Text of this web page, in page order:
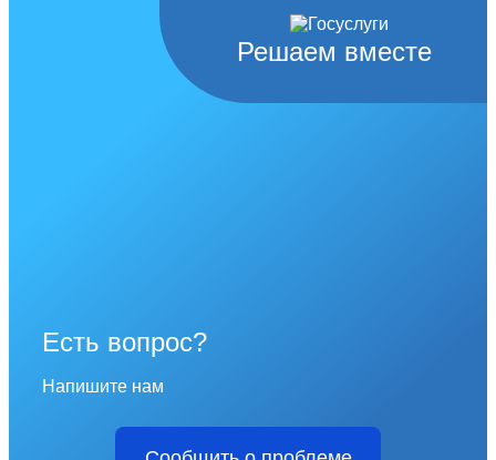
Решаем вместе
Есть вопрос?
Напишите нам